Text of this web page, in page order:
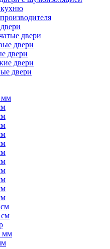
кухню
двери
двери
двери
двери
двери
мм
мм